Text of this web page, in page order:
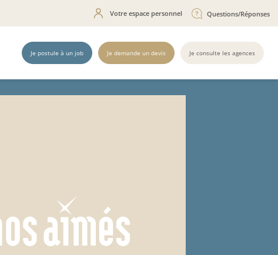
Votre espace personnel Questions/Réponses
Je postule à un job Je demande un devis Je consulte les agences